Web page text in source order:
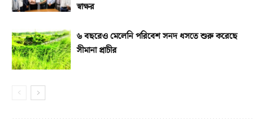
স্বাক্ষর
৬ বছরেও মেলেনি পরিবেশ সনদ ধসতে শুরু করেছে
সীমানা প্রাচীর